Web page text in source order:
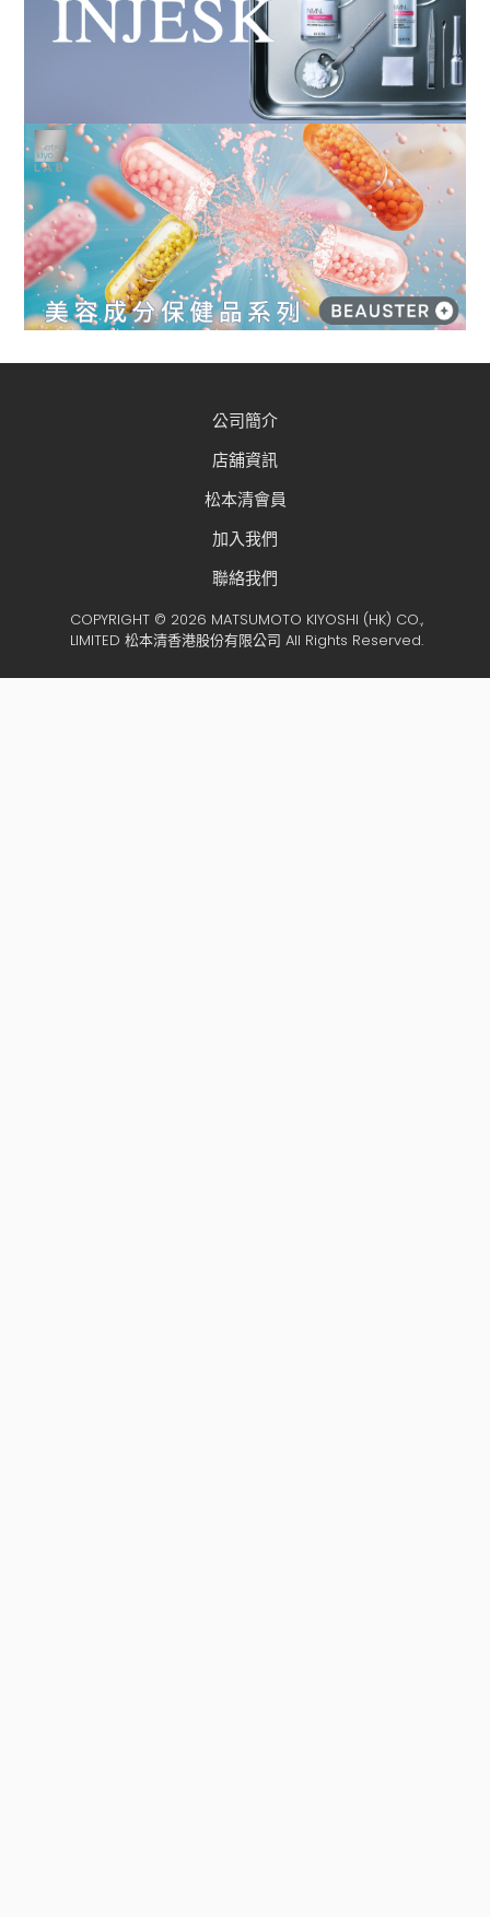
公司簡介
店舖資訊
松本清會員
加入我們
聯絡我們
COPYRIGHT © 2026 MATSUMOTO KIYOSHI (HK) CO.,
LIMITED 松本清香港股份有限公司 All Rights Reserved.